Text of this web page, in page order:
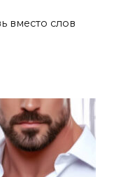
вместо слов